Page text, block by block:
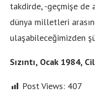
takdirde, -geçmişe de
dünya milletleri
ulaşabileceğimizden
Sızıntı, Ocak 1984,
Post Views: 407